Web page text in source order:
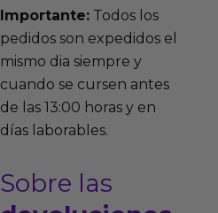
Importante:Todos los
pedidos son expedidos el
mismo dia siempre y
cuando se cursen antes
de las 13:00 horas y en
días laborables.
Sobre las